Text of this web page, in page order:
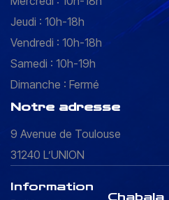
Jeudi : 10h-18h
Vendredi : 10h-18h
Samedi : 10h-19h
Dimanche : Fermé
Notre adresse
9 Avenue de Toulouse
31240 L’UNION
Information
Chabala